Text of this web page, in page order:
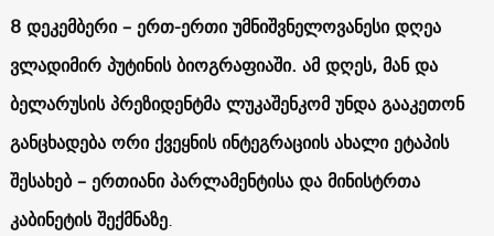
8 დეკემბერი – ერთ-ერთი უმნიშვნელოვანესი დღეა
ვლადიმირ პუტინის ბიოგრაფიაში. ამ დღეს, მან და
ბელარუსის პრეზიდენტმა ლუკაშენკომ უნდა გააკეთონ
განცხადება ორი ქვეყნის ინტეგრაციის ახალი ეტაპის
შესახებ – ერთიანი პარლამენტისა და მინისტრთა
კაბინეტის შექმნაზე.